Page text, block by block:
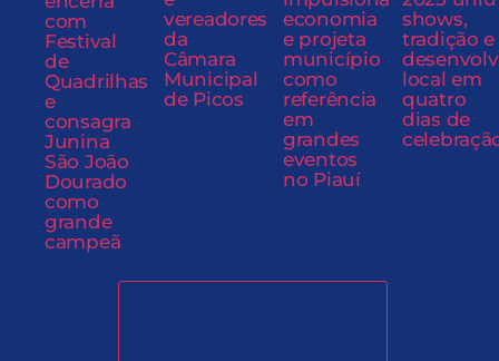
com
Festival
de
Quadrilhas
e
consagra
Junina
São João
Dourado
como
grande
campeã
vereadores
da
Câmara
Municipal
de Picos
economia
e projeta
município
como
referência
em
grandes
eventos
no Piauí
shows,
tradição e
local em
quatro
dias de